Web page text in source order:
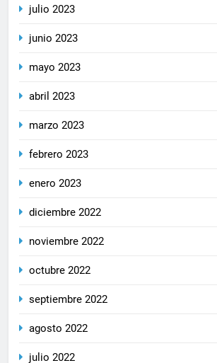
julio 2023
junio 2023
mayo 2023
abril 2023
marzo 2023
febrero 2023
enero 2023
diciembre 2022
noviembre 2022
octubre 2022
septiembre 2022
agosto 2022
julio 2022